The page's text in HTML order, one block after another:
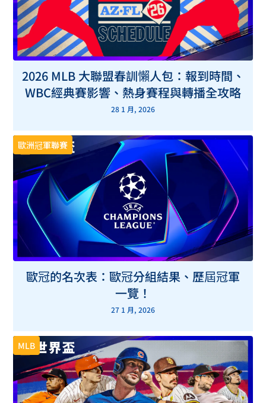
2026 MLB 大聯盟春訓懶人包：報到時間、
WBC經典賽影響、熱身賽程與轉播全攻略
28 1 月, 2026
歐洲冠軍聯賽
歐冠的名次表：歐冠分組結果、歷屆冠軍
一覽！
27 1 月, 2026
MLB